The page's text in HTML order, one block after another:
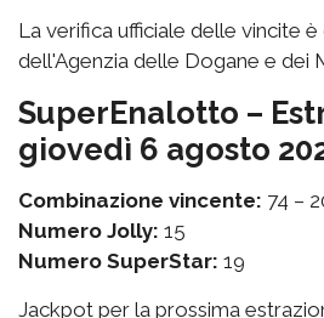
La verifica ufficiale delle vincite
dell'Agenzia delle Dogane e dei
SuperEnalotto –
giovedì 6 agosto
Combinazione vincente: 74 –
Numero Jolly: 15
Numero SuperStar: 19
Jackpot per la prossima